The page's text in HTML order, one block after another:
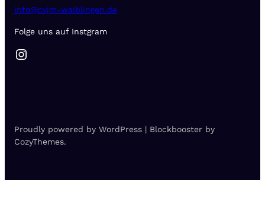
info@cvjm-waiblingen.de
Folge uns auf Instgram
Instagram
Proudly powered by WordPress | Blockbooster by
CozyThemes.